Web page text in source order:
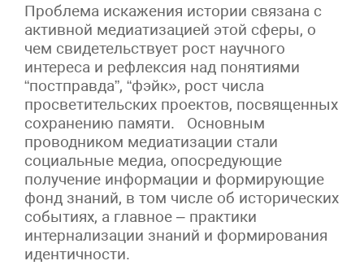
Проблема искажения истории связана с
активной медиатизацией этой сферы, о
чем свидетельствует рост научного
интереса и рефлексия над понятиями
“постправда”, “фэйк», рост числа
просветительских проектов, посвященных
сохранению памяти. Основным
проводником медиатизации стали
социальные медиа, опосредующие
получение информации и формирующие
фонд знаний, в том числе об исторических
событиях, а главное – практики
интернализации знаний и формирования
идентичности.